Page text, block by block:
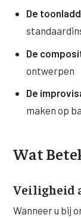
De
De
ontwerpen
De
maken op
Wat
Veiligheid
Wanneer u bij